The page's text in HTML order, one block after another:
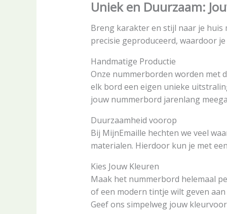
Uniek en Duurzaam:
Breng karakter en stijl naar je huis
precisie geproduceerd, waardoor
Handmatige Productie
Onze nummerborden worden met
elk bord een eigen unieke
jouw nummerbord jarenlang
Duurzaamheid voorop
Bij MijnEmaille hechten we veel
materialen. Hierdoor kun je met
Kies Jouw Kleuren
Maak het nummerbord helemaal
of een modern tintje wilt geven
Geef ons simpelweg jouw